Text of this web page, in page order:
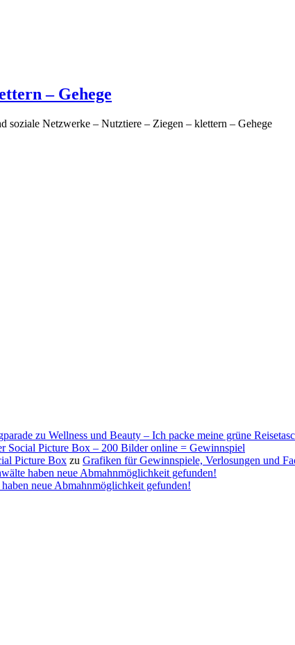
– Gehege
soziale Netzwerke – Nutztiere – Ziegen – klettern – Gehege
zu Wellness und Beauty – Ich packe meine grüne
Social Picture Box – 200 Bilder online = Gewinnspiel
Picture Box zu Grafiken für Gewinnspiele, Verlosungen und
haben neue Abmahnmöglichkeit gefunden!
neue Abmahnmöglichkeit gefunden!